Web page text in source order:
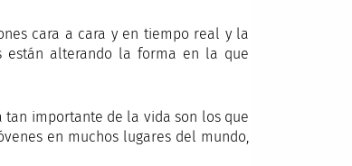
cara a cara y en tiempo real y la
están alterando la forma en la que
importante de la vida son los que
en muchos lugares del mundo,